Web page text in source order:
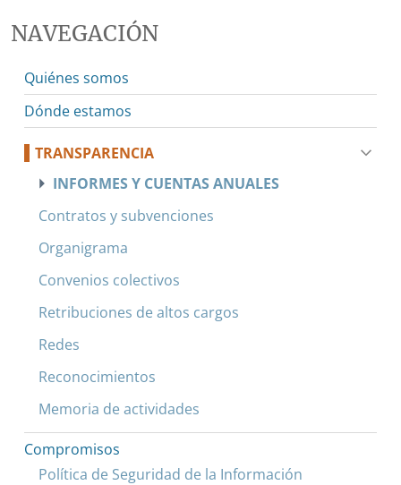
NAVEGACIÓN
Quiénes somos
Dónde estamos
TRANSPARENCIA
INFORMES Y CUENTAS ANUALES
Contratos y subvenciones
Organigrama
Convenios colectivos
Retribuciones de altos cargos
Redes
Reconocimientos
Memoria de actividades
Compromisos
Política de Seguridad de la Información